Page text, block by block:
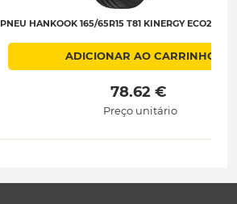
PNEU HANKOOK 165/65R15 T81 KINERGY ECO2
ADICIONAR AO CARRINHO
78.62 €
Preço unitário